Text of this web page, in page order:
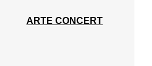
ARTE CONCERT